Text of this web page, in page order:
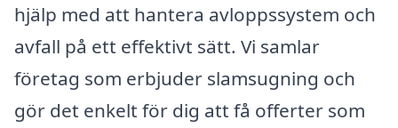
hjälp med att hantera avloppssystem och
avfall på ett effektivt sätt. Vi samlar
företag som erbjuder slamsugning och
gör det enkelt för dig att få offerter som